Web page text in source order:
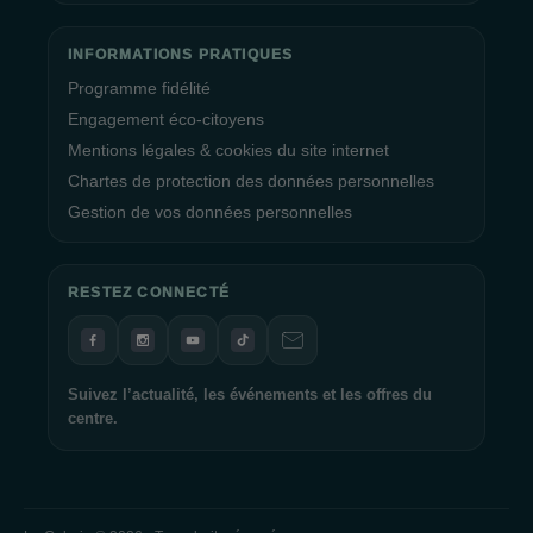
Maximisez Vos Avantages avec le Programme Fidélité
Prim Prim
Rejoignez le Programme Fidélité
vos avantages lors de vos visites aucentre commercial La
Galerie Quimper. L'inscription est simple, et en présentant
simplement votre smartphone en caisse, vous pouvez
plaisir lors de vos prochaines visites.
L'Équipe de La Galerie Quimper Vous Attend
L'équipe de La Galerie Quimper est impatiente de vous
accueillir et de vous faire vivre une expérience shopping
vous faut. Venez vivre une journée de shopping inoubliable
INFORMATIONS PRATIQUES
Programme fidélité
Engagement éco-citoyens
Mentions légales & cookies du site internet
Chartes de protection des données personnelles
Gestion de vos données personnelles
RESTEZ CONNECTÉ
Suivez l’actualité, les événements et les offres du
centre.